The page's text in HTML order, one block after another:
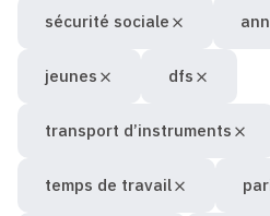
sécurité sociale
jeunes dfs
transport d’instruments
temps de travail